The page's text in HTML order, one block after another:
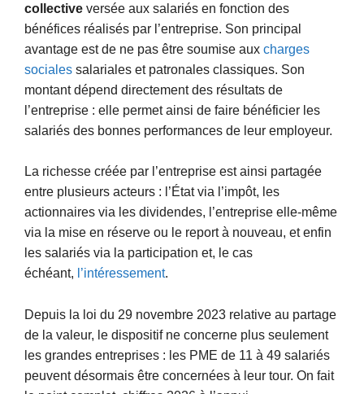
collective versée aux salariés en fonction des
bénéfices réalisés par l’entreprise. Son principal
avantage est de ne pas être soumise aux charges
sociales salariales et patronales classiques. Son
montant dépend directement des résultats de
l’entreprise : elle permet ainsi de faire bénéficier les
salariés des bonnes performances de leur employeur.
La richesse créée par l’entreprise est ainsi partagée
entre plusieurs acteurs : l’État via l’impôt, les
actionnaires via les dividendes, l’entreprise elle-même
via la mise en réserve ou le report à nouveau, et enfin
les salariés via la participation et, le cas
échéant, l’intéressement.
Depuis la loi du 29 novembre 2023 relative au partage
de la valeur, le dispositif ne concerne plus seulement
les grandes entreprises : les PME de 11 à 49 salariés
peuvent désormais être concernées à leur tour. On fait